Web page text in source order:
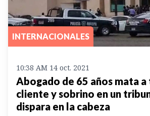
INTERNACIONALES
10:38 AM 14 oct. 2021
Abogado de 65 años mata a
cliente y sobrino en un
dispara en la cabeza